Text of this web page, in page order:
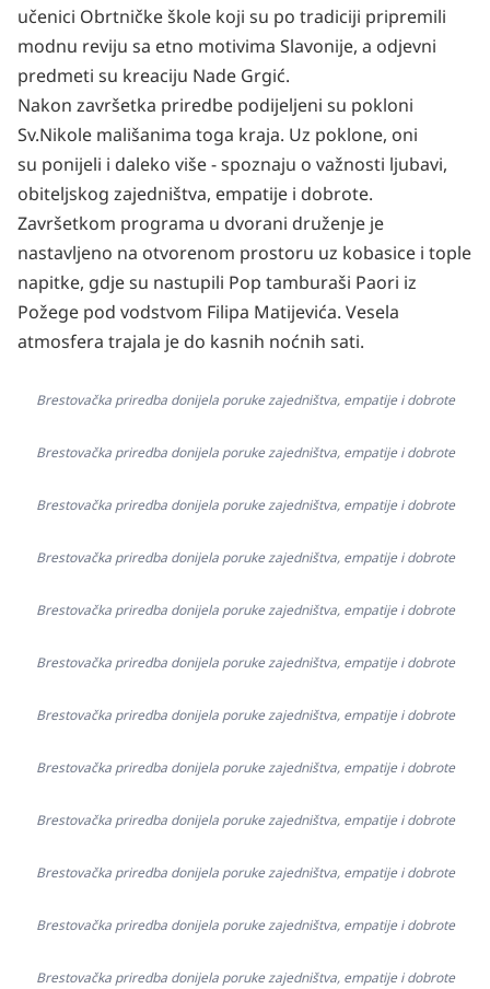
učenici Obrtničke škole koji su po tradiciji pripremili
modnu reviju sa etno motivima Slavonije, a odjevni
predmeti su kreaciju Nade Grgić.
Nakon završetka priredbe podijeljeni su pokloni
Sv.Nikole mališanima toga kraja. Uz poklone, oni
su ponijeli i daleko više - spoznaju o važnosti ljubavi,
obiteljskog zajedništva, empatije i dobrote.
Završetkom programa u dvorani druženje je
nastavljeno na otvorenom prostoru uz kobasice i tople
napitke, gdje su nastupili Pop tamburaši Paori iz
Požege pod vodstvom Filipa Matijevića. Vesela
atmosfera trajala je do kasnih noćnih sati.
Brestovačka priredba donijela poruke zajedništva, empatije i dobrote
Brestovačka priredba donijela poruke zajedništva, empatije i dobrote
Brestovačka priredba donijela poruke zajedništva, empatije i dobrote
Brestovačka priredba donijela poruke zajedništva, empatije i dobrote
Brestovačka priredba donijela poruke zajedništva, empatije i dobrote
Brestovačka priredba donijela poruke zajedništva, empatije i dobrote
Brestovačka priredba donijela poruke zajedništva, empatije i dobrote
Brestovačka priredba donijela poruke zajedništva, empatije i dobrote
Brestovačka priredba donijela poruke zajedništva, empatije i dobrote
Brestovačka priredba donijela poruke zajedništva, empatije i dobrote
Brestovačka priredba donijela poruke zajedništva, empatije i dobrote
Brestovačka priredba donijela poruke zajedništva, empatije i dobrote